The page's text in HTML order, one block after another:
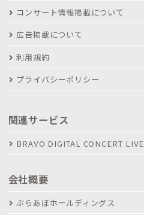
コンサート情報掲載について
広告掲載について
利用規約
プライバシーポリシー
関連サービス
BRAVO DIGITAL CONCERT LIVE
会社概要
ぶらあぼホールディングス